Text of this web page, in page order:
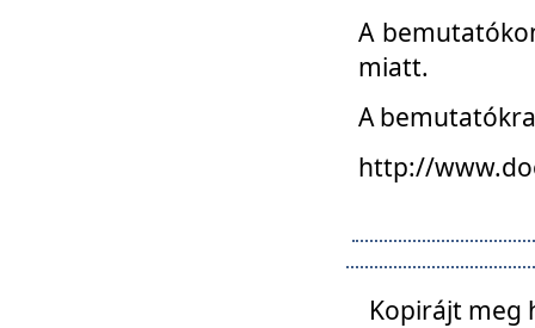
A
miatt.
A
http://
Kopirájt meg